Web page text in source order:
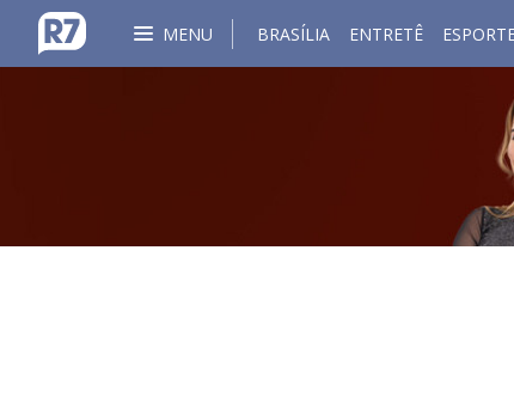
MENU BRASÍLIA ENTRETÊ